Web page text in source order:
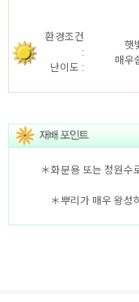
환경조건
:
난이도 :
햇
매우
＊화분용 또는 정원수
＊뿌리가 매우 왕성